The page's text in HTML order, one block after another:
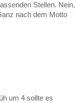
Stellen. Nein,
nach dem Motto
um 4 sollte es